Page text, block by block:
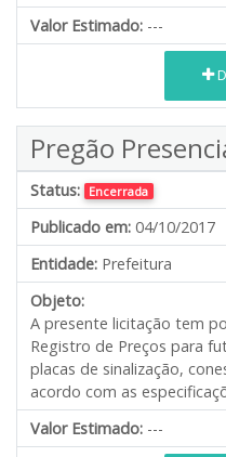
Valor Estimado: ---
Pregão
Status: Encerrada
Publicado em: 04/10/2017
Entidade: Prefeitura
Objeto:
A presente licitação tem
Registro de Preços para
placas de sinalização,
acordo com as
Valor Estimado: ---